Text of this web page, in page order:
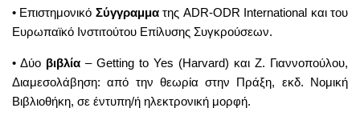
• Επιστημονικό Σύγγραμματης ADR-ODR International και του
Ευρωπαϊκό Ινστιτούτου Επίλυσης Συγκρούσεων.
• Δύο βιβλία – Getting to Yes (Harvard) και Ζ. Γιαννοπούλου,
Διαμεσολάβηση: από την θεωρία στην Πράξη, εκδ. Νομική
Βιβλιοθήκη, σε έντυπη/ή ηλεκτρονική μορφή.